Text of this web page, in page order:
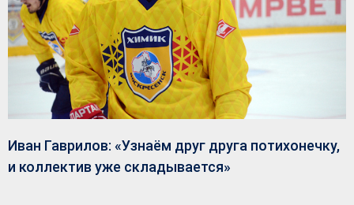
Иван Гаврилов: «Узнаём друг друга потихонечку,
и коллектив уже складывается»